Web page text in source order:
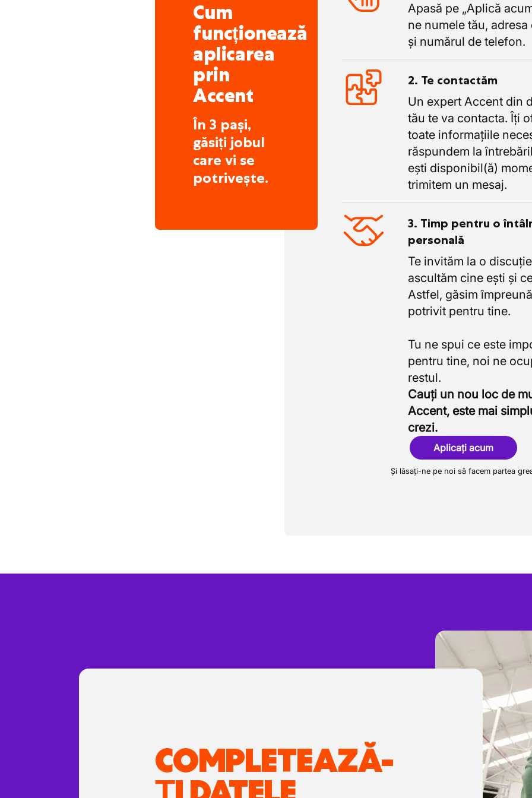
Cum
funcționează
aplicarea
prin
Accent
În 3 pași,
găsiți jobul
care vi se
potrivește.
Apasă pe „Aplică
ne numele tău,
și numărul de telefon.
2. Te contactăm
Un expert Accent din
tău te va contacta. Îți
toate informațiile
răspundem la
ești disponibil(ă)
trimitem un mesaj.
3. Timp pentru o
personală
Te invităm la o
ascultăm cine ești și
Astfel, găsim
potrivit pentru tine.
Tu ne spui ce este
pentru tine, noi ne
Cauți un nou loc de
Accent, este mai
crezi.
Aplicați acum
Și lăsați-ne pe noi să facem partea
COMPLETEAZĂ-